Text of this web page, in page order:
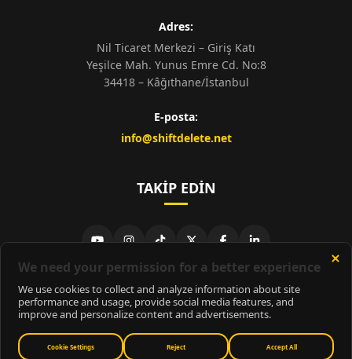
Adres:
Nil Ticaret Merkezi – Giriş Katı
Yeşilce Mah. Yunus Emre Cd. No:8
34418 – Kâğıthane/İstanbul
E-posta:
info@shiftdelete.net
TAKIP EDIN
© 2026ShiftDelete.Net- Tüm hakları saklıdır.
ShiftDelete.Net, İnternet Medyası ve Bilişim Muhabirleri Derneği